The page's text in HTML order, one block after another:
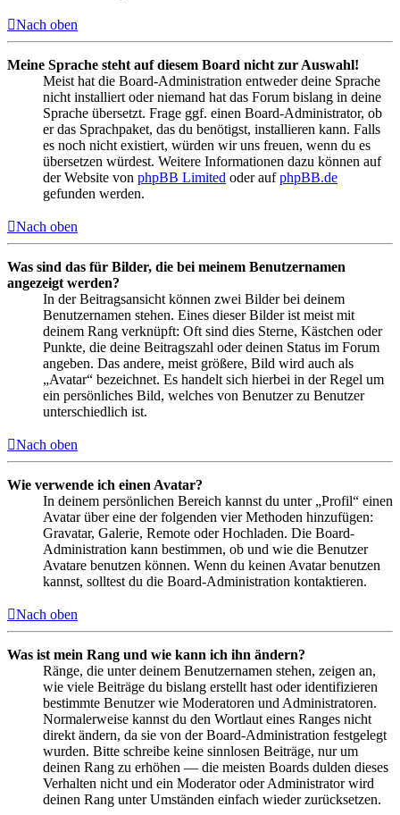
Nach oben
Meine Sprache steht auf diesem Board nicht zur Auswahl!
Meist hat die Board-Administration entweder deine Sprache
nicht installiert oder niemand hat das Forum bislang in deine
Sprache übersetzt. Frage ggf. einen Board-Administrator, ob
er das Sprachpaket, das du benötigst, installieren kann. Falls
es noch nicht existiert, würden wir uns freuen, wenn du es
übersetzen würdest. Weitere Informationen dazu können auf
der Website von phpBB Limited oder aufphpBB.de
gefunden werden.
Nach oben
Was sind das für Bilder, die bei meinem Benutzernamen
angezeigt werden?
In der Beitragsansicht können zwei Bilder bei deinem
Benutzernamen stehen. Eines dieser Bilder ist meist mit
deinem Rang verknüpft: Oft sind dies Sterne, Kästchen oder
Punkte, die deine Beitragszahl oder deinen Status im Forum
angeben. Das andere, meist größere, Bild wird auch als
„Avatar“ bezeichnet. Es handelt sich hierbei in der Regel um
ein persönliches Bild, welches von Benutzer zu Benutzer
unterschiedlich ist.
Nach oben
Wie verwende ich einen Avatar?
In deinem persönlichen Bereich kannst du unter „Profil“ einen
Avatar über eine der folgenden vier Methoden hinzufügen:
Gravatar, Galerie, Remote oder Hochladen. Die Board-
Administration kann bestimmen, ob und wie die Benutzer
Avatare benutzen können. Wenn du keinen Avatar benutzen
kannst, solltest du die Board-Administration kontaktieren.
Nach oben
Was ist mein Rang und wie kann ich ihn ändern?
Ränge, die unter deinem Benutzernamen stehen, zeigen an,
wie viele Beiträge du bislang erstellt hast oder identifizieren
bestimmte Benutzer wie Moderatoren und Administratoren.
Normalerweise kannst du den Wortlaut eines Ranges nicht
direkt ändern, da sie von der Board-Administration festgelegt
wurden. Bitte schreibe keine sinnlosen Beiträge, nur um
deinen Rang zu erhöhen — die meisten Boards dulden dieses
Verhalten nicht und ein Moderator oder Administrator wird
deinen Rang unter Umständen einfach wieder zurücksetzen.